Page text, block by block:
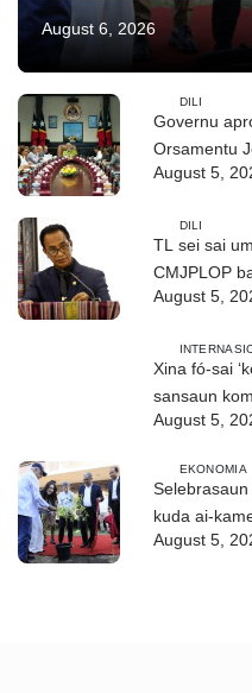
August 6, 2026
DILI
Governu
Orsamentu
Finanseira
August 5,
DILI
TL sei sai
CMJPLOP
August 5,
Xina fó-sai
sansaun
August 5,
EKONOMIA
kuda ai-
August 5,